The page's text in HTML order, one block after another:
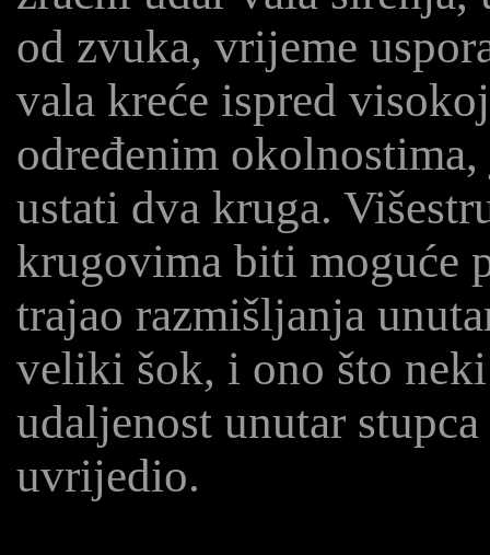
od zvuka, vrijeme
vala kreće ispred
određenim
ustati dva kruga.
krugovima biti
trajao razmišljanja
veliki šok, i ono što
udaljenost unutar
uvrijedio.